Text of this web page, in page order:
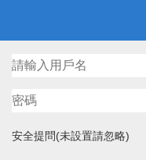
安全提問(未設置請忽略)